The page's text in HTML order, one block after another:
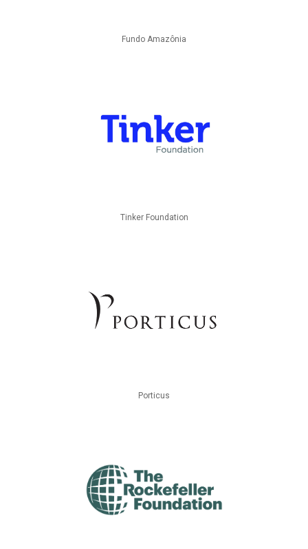
Fundo Amazônia
Tinker Foundation
Porticus